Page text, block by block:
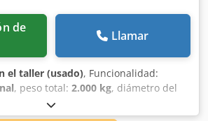
Llamar
el taller (usado), Funcionalidad:
, peso total: 2.000 kg, diámetro del
(ampliada):
J624, reacondicionado y listo